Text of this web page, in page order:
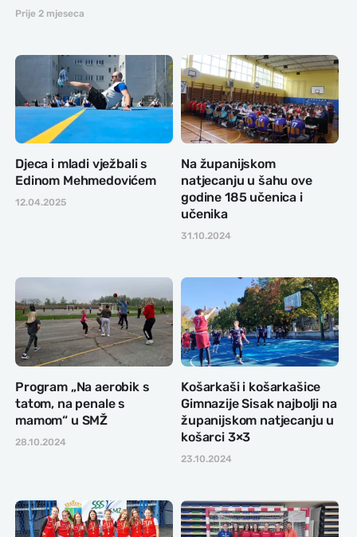
Prije 2 mjeseca
Djeca i mladi vježbali s
Edinom Mehmedovićem
12.04.2025
Na županijskom
natjecanju u šahu ove
godine 185 učenica i
učenika
31.10.2024
Program „Na aerobik s
tatom, na penale s
mamom“ u SMŽ
28.10.2024
Košarkaši i košarkašice
Gimnazije Sisak najbolji na
županijskom natjecanju u
košarci 3×3
23.10.2024